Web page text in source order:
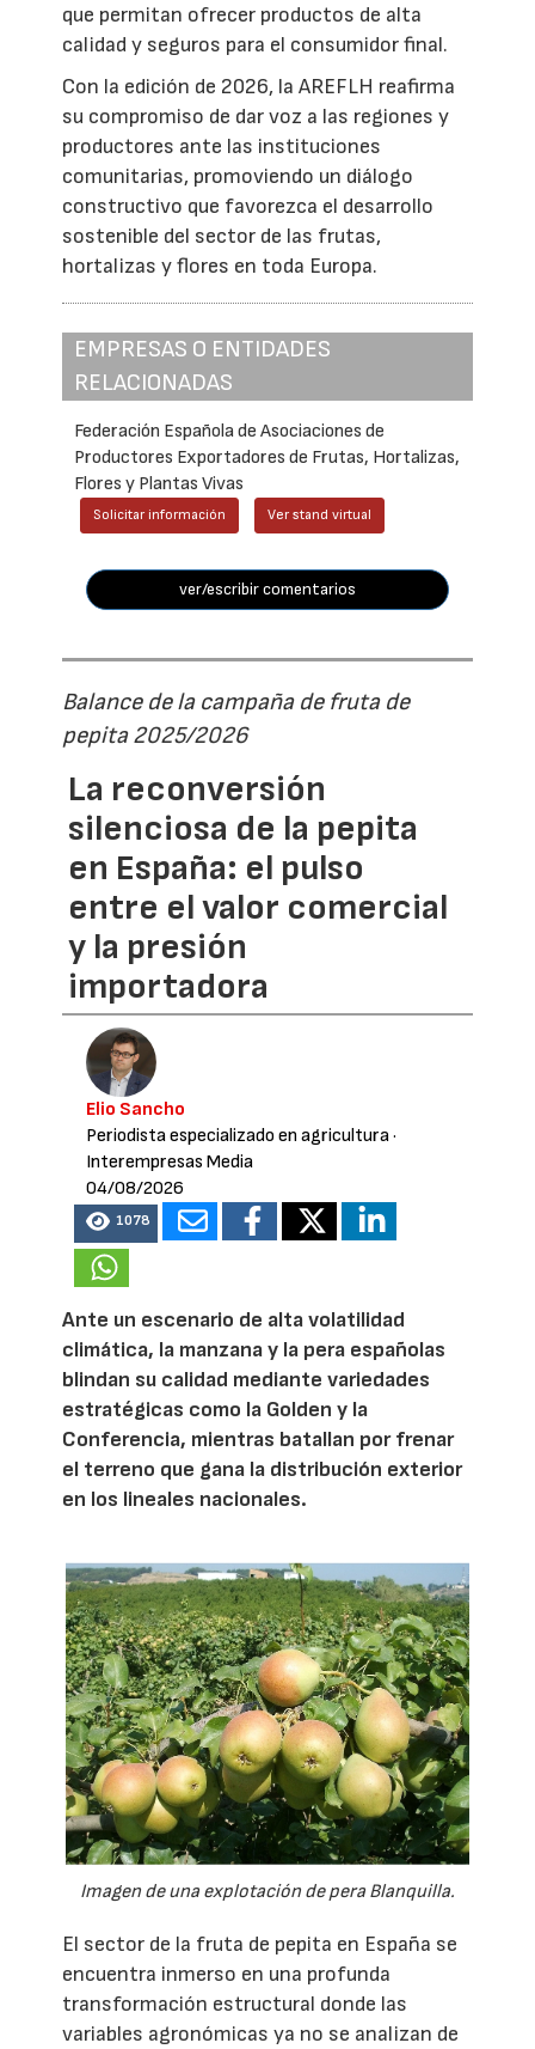
que permitan ofrecer productos de alta
calidad y seguros para el consumidor final.
Con la edición de 2026, la AREFLH reafirma
su compromiso de dar voz a las regiones y
productores ante las instituciones
comunitarias, promoviendo un diálogo
constructivo que favorezca el desarrollo
sostenible del sector de las frutas,
hortalizas y flores en toda Europa.
EMPRESAS O ENTIDADES
RELACIONADAS
Federación Española de Asociaciones de
Productores Exportadores de Frutas, Hortalizas,
Flores y Plantas Vivas
Solicitar información Ver stand virtual
ver/escribir comentarios
Balance de la campaña de fruta de
pepita 2025/2026
La reconversión
silenciosa de la pepita
en España: el pulso
entre el valor comercial
y la presión
importadora
Elio Sancho
Periodista especializado en agricultura·
Interempresas Media
04/08/2026
1078
Ante un escenario de alta volatilidad
climática, la manzana y la pera españolas
blindan su calidad mediante variedades
estratégicas como la Golden y la
Conferencia, mientras batallan por frenar
el terreno que gana la distribución exterior
en los lineales nacionales.
Imagen de una explotación de pera Blanquilla.
El sector de la fruta de pepita en España se
encuentra inmerso en una profunda
transformación estructural donde las
variables agronómicas ya no se analizan de